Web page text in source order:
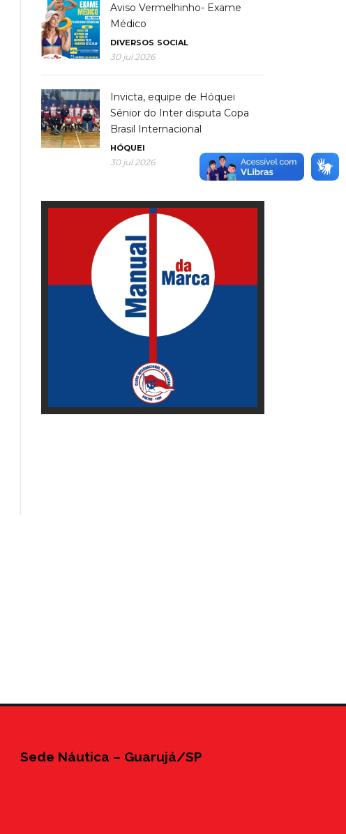
Aviso Vermelhinho- Exame
Médico
DIVERSOS SOCIAL
30 jul 2026
Invicta, equipe de Hóquei
Sênior do Inter disputa Copa
Brasil Internacional
HÓQUEI
30 jul 2026
Sede Náutica – Guarujá/SP